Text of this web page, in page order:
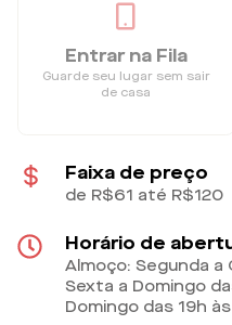
Entrar na Fila
Guarde seu lugar sem sair
de casa
Faixa de preço
de R$61 até R$120
Horário de
Almoço: Segunda a
Sexta a Domingo
Domingo das 19h